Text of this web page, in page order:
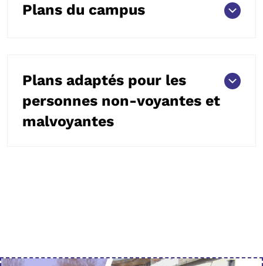
Plans du campus
Plans adaptés pour les
personnes non-voyantes et
malvoyantes